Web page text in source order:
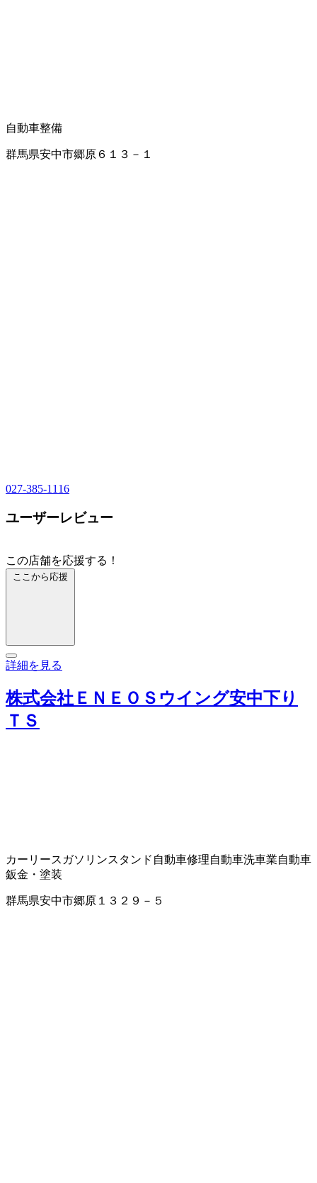
自動車整備
群馬県安中市郷原６１３－１
027-385-1116
ユーザーレビュー
この店舗を応援する！
ここから応援
詳細を見る
株式会社ＥＮＥＯＳウイング安中下り
ＴＳ
カーリース ガソリンスタンド 自動車修理自動車洗車業自動車
鈑金・塗装
群馬県安中市郷原１３２９－５